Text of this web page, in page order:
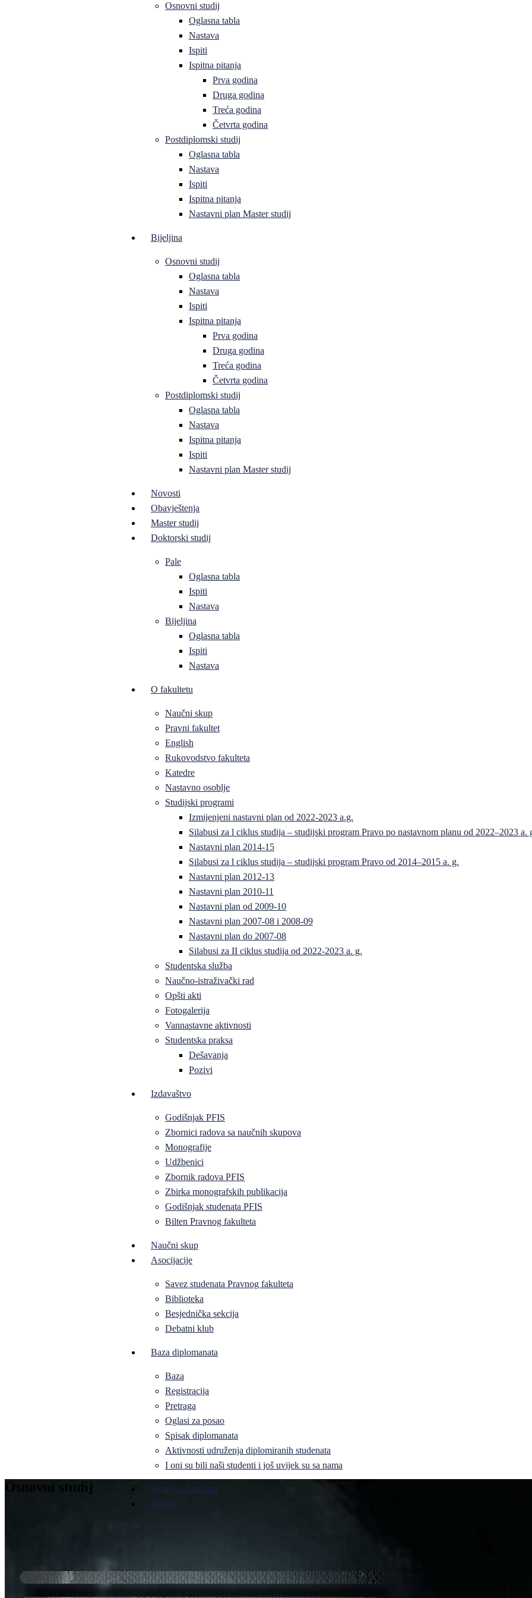
Osnovni studij
Oglasna tabla
Nastava
Ispiti
Ispitna pitanja
Prva godina
Druga godina
Treća godina
Četvrta godina
Postdiplomski studij
Oglasna tabla
Nastava
Ispiti
Ispitna pitanja
Nastavni plan Master studij
Bijeljina
Osnovni studij
Oglasna tabla
Nastava
Ispiti
Ispitna pitanja
Prva godina
Druga godina
Treća godina
Četvrta godina
Postdiplomski studij
Oglasna tabla
Nastava
Ispitna pitanja
Ispiti
Nastavni plan Master studij
Novosti
Obavještenja
Master studij
Doktorski studij
Pale
Oglasna tabla
Ispiti
Nastava
Bijeljina
Oglasna tabla
Ispiti
Nastava
O fakultetu
Naučni skup
Pravni fakultet
English
Rukovodstvo fakulteta
Katedre
Nastavno osoblje
Studijski programi
Izmijenjeni nastavni plan od 2022-2023 a.g.
Silabusi za l ciklus studija – studijski program Pravo po nastavnom planu od 2022–2023 a.
Nastavni plan 2014-15
Silabusi za l ciklus studija – studijski program Pravo od 2014–2015 a. g.
Nastavni plan 2012-13
Nastavni plan 2010-11
Nastavni plan od 2009-10
Nastavni plan 2007-08 i 2008-09
Nastavni plan do 2007-08
Silabusi za II ciklus studija od 2022-2023 a. g.
Studentska služba
Naučno-istraživački rad
Opšti akti
Fotogalerija
Vannastavne aktivnosti
Studentska praksa
Dešavanja
Pozivi
Izdavaštvo
Godišnjak PFIS
Zbornici radova sa naučnih skupova
Monografije
Udžbenici
Zbornik radova PFIS
Zbirka monografskih publikacija
Godišnjak studenata PFIS
Bilten Pravnog fakulteta
Naučni skup
Asocijacije
Savez studenata Pravnog fakulteta
Biblioteka
Besjednička sekcija
Debatni klub
Baza diplomanata
Baza
Registracija
Pretraga
Oglasi za posao
Spisak diplomanata
Aktivnosti udruženja diplomiranih studenata
I oni su bili naši studenti i još uvijek su sa nama
Hronika događaja
Kontakt
Osnovni studij